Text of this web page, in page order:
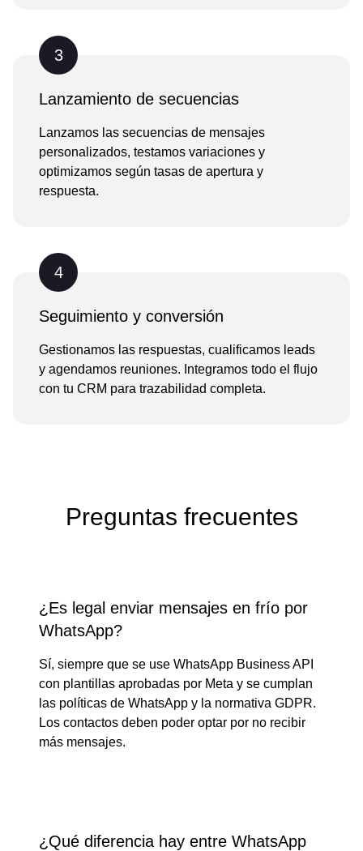
3
Lanzamiento de secuencias
Lanzamos las secuencias de mensajes
personalizados, testamos variaciones y
optimizamos según tasas de apertura y
respuesta.
4
Seguimiento y conversión
Gestionamos las respuestas, cualificamos leads
y agendamos reuniones. Integramos todo el flujo
con tu CRM para trazabilidad completa.
Preguntas frecuentes
¿Es legal enviar mensajes en frío por
WhatsApp?
Sí, siempre que se use WhatsApp Business API
con plantillas aprobadas por Meta y se cumplan
las políticas de WhatsApp y la normativa GDPR.
Los contactos deben poder optar por no recibir
más mensajes.
¿Qué diferencia hay entre WhatsApp